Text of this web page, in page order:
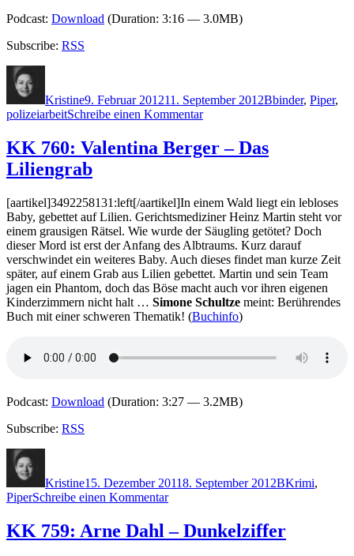
Podcast: Download (Duration: 3:16 — 3.0MB)
Subscribe: RSS
Kristine9. Februar 201211. September 2012Bbinder, Piper,
polizeiarbeitSchreibe einen Kommentarzu
Janine
Seine
Toten
kann
man
sich
nicht
aussuchen
KK 760: Valentina Berger – Das
Liliengrab
[aartikel]3492258131:left[/aartikel]In einem Wald liegt ein lebloses
Baby, gebettet auf Lilien. Gerichtsmediziner Heinz Martin steht vor
einem grausigen Rätsel. Wie wurde der Säugling getötet? Doch
dieser Mord ist erst der Anfang des Albtraums. Kurz darauf
verschwindet ein weiteres Baby. Auch dieses findet man kurze Zeit
später, auf einem Grab aus Lilien gebettet. Martin und sein Team
jagen ein Phantom, doch das Böse macht auch vor ihren eigenen
Kinderzimmern nicht halt … Simone Schultze meint: Berührendes
Buch mit einer schweren Thematik! (Buchinfo)
Podcast: Download (Duration: 3:27 — 3.2MB)
Subscribe: RSS
Kristine15. Dezember 20118. September 2012BKrimi,
PiperSchreibe einen Kommentarzu
760:
Valentina
KK 759: Arne Dahl – Dunkelziffer